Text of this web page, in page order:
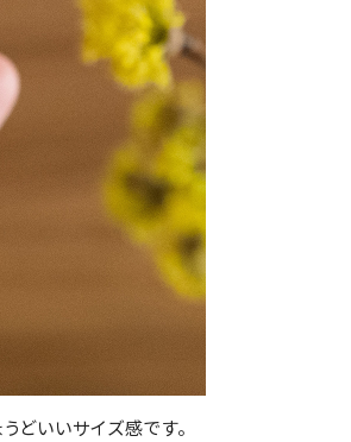
どいいサイズ感です。